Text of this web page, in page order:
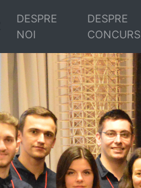
DESPRE
NOI
DESPRE
CONCURS